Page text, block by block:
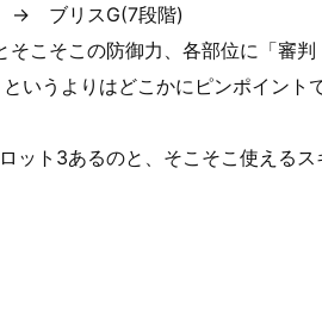
ブリスG(7段階)
そこそこの防御力、各部位に「審
いうよりはどこかにピンポイント
ット3あるのと、そこそこ使える